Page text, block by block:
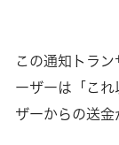
この通知トラ
ーザーは「こ
ザーからの送金